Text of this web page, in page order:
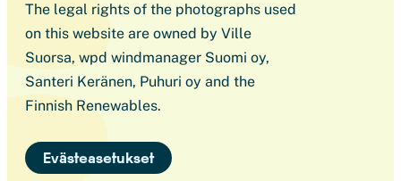
The legal rights of the photographs used
on this website are owned by Ville
Suorsa, wpd windmanager Suomi oy,
Santeri Keränen, Puhuri oy and the
Finnish Renewables.
Evästeasetukset